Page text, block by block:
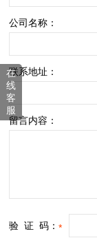
公司名称：
联系地址：
留言内容：
验 证 码：*
在
线
客
服